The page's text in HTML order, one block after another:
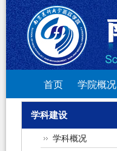
首页 学院概况
学科建设
学科概况